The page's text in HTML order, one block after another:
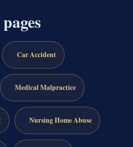
Car Accident
Medical Malpractice
Nursing Home Abuse